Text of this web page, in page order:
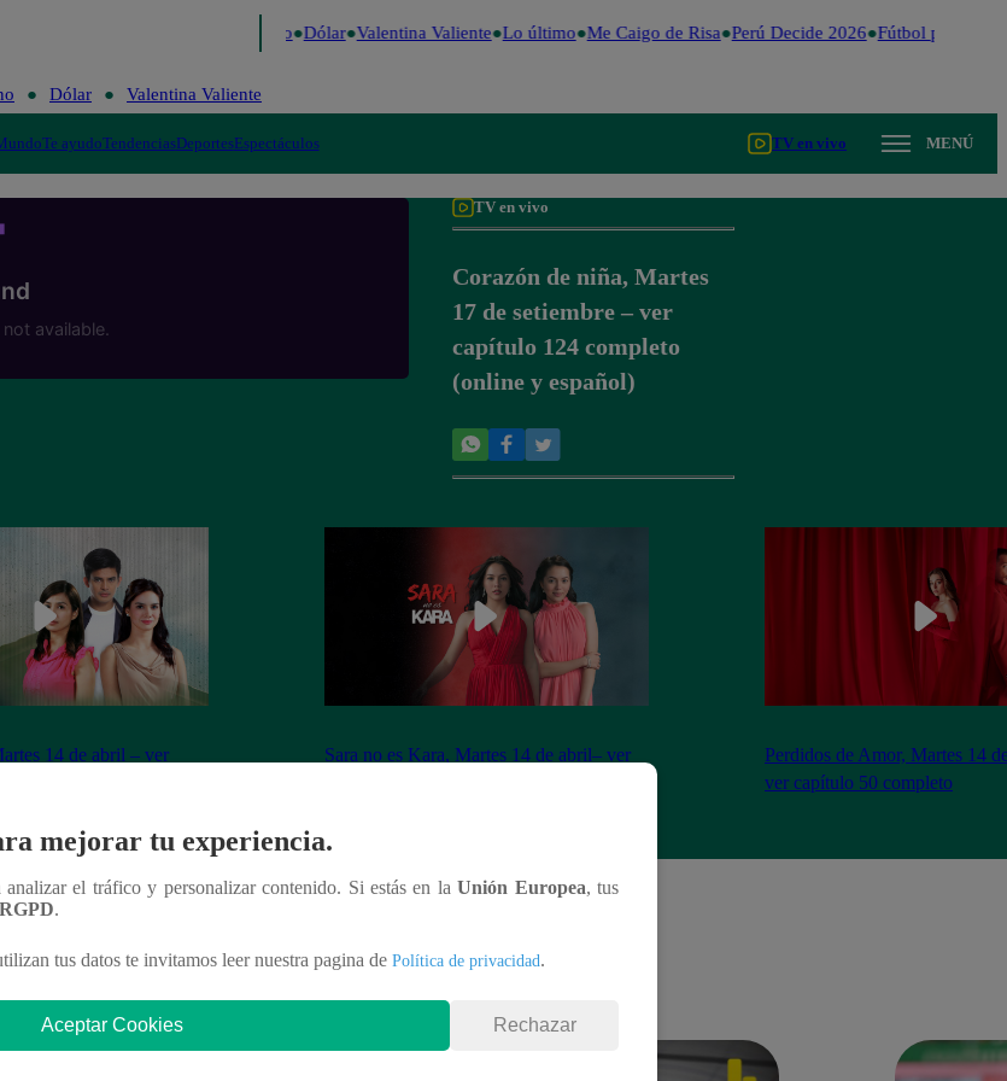
Dólar Valentina Valiente Lo último Me Caigo de Risa Perú Decide 2026 Fútbol peruano
Dólar Valentina Valiente
Te ayudoTendenciasDeportesEspectáculos TV en vivo MENÚ
TV en vivo
Corazón de niña, Martes
17 de setiembre – ver
capítulo 124 completo
(online y español)
14 de abril – ver
Sara no es Kara, Martes 14 de abril– ver
Perdidos de Amor, Martes 14
ver capítulo 50 completo
mejorar tu experiencia.
el tráfico y personalizar contenido. Si estás en laUnión Europea, tus
RGPD.
tus datos te invitamos leer nuestra pagina de Política de privacidad.
Aceptar Cookies Rechazar